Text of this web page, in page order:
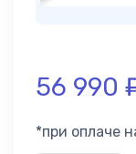
56 990
*при оплаче